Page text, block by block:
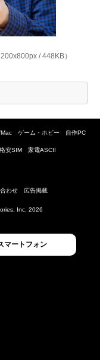
/ 448KB）
ゲーム・ホビー 自作PC
格安SIM 家電ASCII
わせ 広告掲載
Inc. 2026
マートフォン